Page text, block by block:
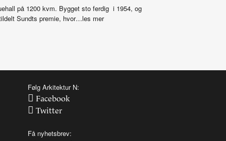
på 1200 kvm. Bygget sto ferdig i 1954, og
Sundts premie, hvor…les mer
Følg Arkitektur N:
Facebook
Twitter
Få nyhetsbrev: